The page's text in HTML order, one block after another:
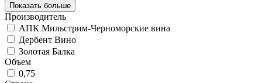
Показать больше
Производитель
АПК Мильстрим-Черноморские вина
Дербент Вино
Золотая Балка
Объем
0,75